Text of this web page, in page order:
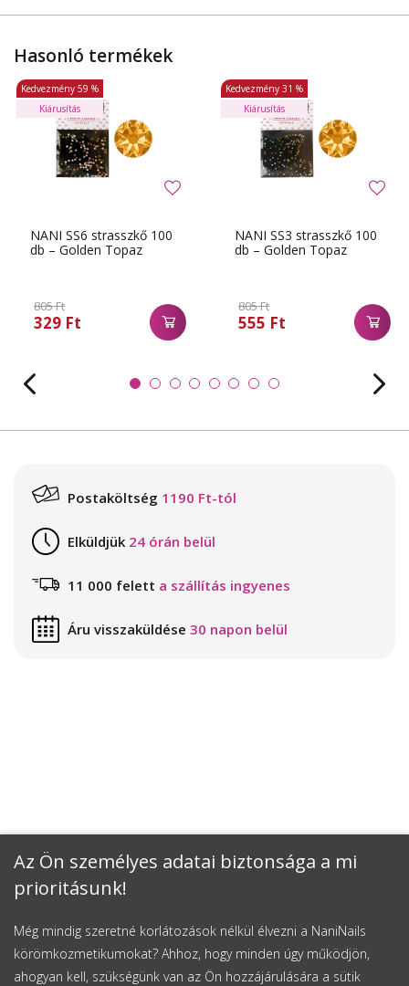
Az Ön személyes adatai biztonsága a mi
prioritásunk!
Még mindig szeretné korlátozások nélkül élvezni a NaniNails
körömkozmetikumokat? Ahhoz, hogy minden úgy működjön,
ahogyan kell, szükségünk van az Ön hozzájárulására a sütik
Hasonló termékek
NANI SS6 strasszkő 100
db – Golden Topaz
805 Ft
329 Ft
Kedvezmény 59 %
Kiárusítás
NANI SS3 strasszkő 100
db – Golden Topaz
805 Ft
555 Ft
Kedvezmény 31 %
Kiárusítás
Postaköltség 1190 Ft-tól
Elküldjük 24 órán belül
11 000 felett a szállítás ingyenes
Áru visszaküldése 30 napon belül